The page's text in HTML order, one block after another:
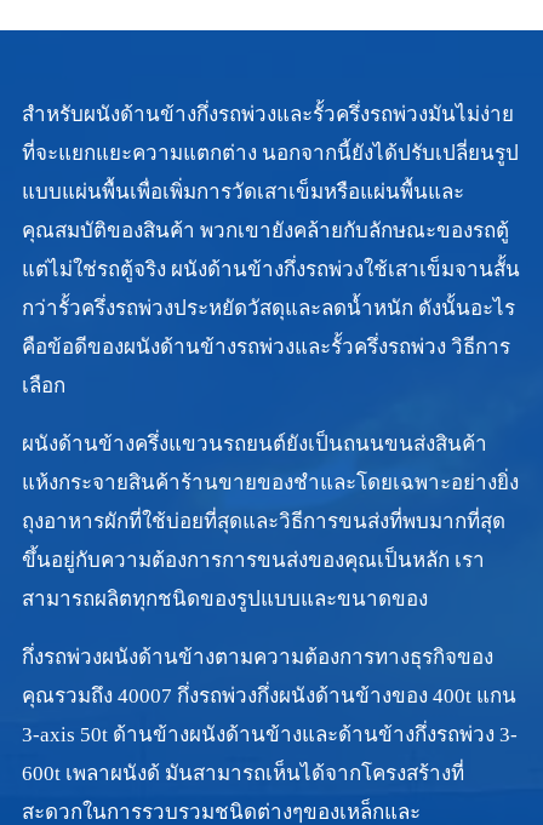
สำหรับผนังด้านข้างกึ่งรถพ่วงและรั้วครึ่งรถพ่วงมันไม่ง่าย
ที่จะแยกแยะความแตกต่าง นอกจากนี้ยังได้ปรับเปลี่ยนรูป
แบบแผ่นพื้นเพื่อเพิ่มการวัดเสาเข็มหรือแผ่นพื้นและ
คุณสมบัติของสินค้า พวกเขายังคล้ายกับลักษณะของรถตู้
แต่ไม่ใช่รถตู้จริง ผนังด้านข้างกึ่งรถพ่วงใช้เสาเข็มจานสั้น
กว่ารั้วครึ่งรถพ่วงประหยัดวัสดุและลดน้ำหนัก ดังนั้นอะไร
คือข้อดีของผนังด้านข้างรถพ่วงและรั้วครึ่งรถพ่วง วิธีการ
เลือก
ผนังด้านข้างครึ่งแขวนรถยนต์ยังเป็นถนนขนส่งสินค้า
แห้งกระจายสินค้าร้านขายของชำและโดยเฉพาะอย่างยิ่ง
ถุงอาหารผักที่ใช้บ่อยที่สุดและวิธีการขนส่งที่พบมากที่สุด
ขึ้นอยู่กับความต้องการการขนส่งของคุณเป็นหลัก เรา
สามารถผลิตทุกชนิดของรูปแบบและขนาดของ
กึ่งรถพ่วงผนังด้านข้างตามความต้องการทางธุรกิจของ
คุณรวมถึง 40007 กึ่งรถพ่วงกึ่งผนังด้านข้างของ 400t แกน
3-axis 50t ด้านข้างผนังด้านข้างและด้านข้างกึ่งรถพ่วง 3-
600t เพลาผนังด้ มันสามารถเห็นได้จากโครงสร้างที่
สะดวกในการรวบรวมชนิดต่างๆของเหล็กและ